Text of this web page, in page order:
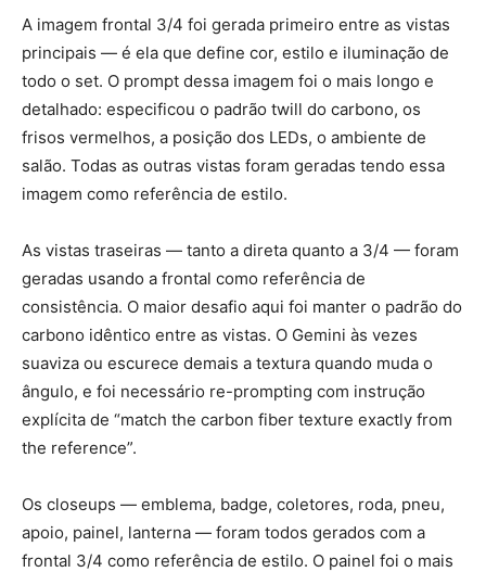
A imagem frontal 3/4 foi gerada primeiro entre as vistas
principais — é ela que define cor, estilo e iluminação de
todo o set. O prompt dessa imagem foi o mais longo e
detalhado: especificou o padrão twill do carbono, os
frisos vermelhos, a posição dos LEDs, o ambiente de
salão. Todas as outras vistas foram geradas tendo essa
imagem como referência de estilo.
As vistas traseiras — tanto a direta quanto a 3/4 — foram
geradas usando a frontal como referência de
consistência. O maior desafio aqui foi manter o padrão do
carbono idêntico entre as vistas. O Gemini às vezes
suaviza ou escurece demais a textura quando muda o
ângulo, e foi necessário re-prompting com instrução
explícita de “match the carbon fiber texture exactly from
the reference”.
Os closeups — emblema, badge, coletores, roda, pneu,
apoio, painel, lanterna — foram todos gerados com a
frontal 3/4 como referência de estilo. O painel foi o mais